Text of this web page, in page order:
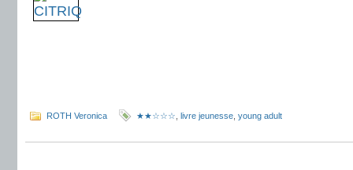
ROTH Veronica ★★☆☆☆ livre jeunesse young adult